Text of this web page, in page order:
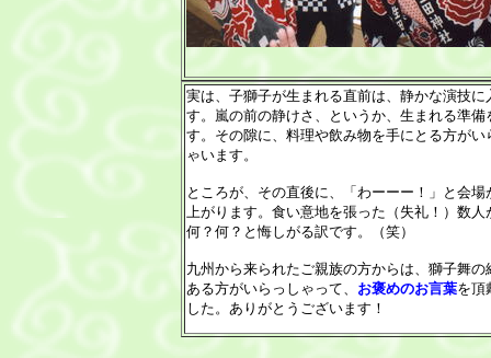
実は、子獅子が生まれる直前は、静かな演技に
す。嵐の前の静けさ、というか、生まれる準備
す。その隙に、料理や飲み物を手にとる方がい
ゃいます。
ところが、その直後に、「わーーー！」と会場
上がります。食い意地を張った（失礼！）数人
何？何？と悔しがる訳です。（笑）
九州から来られたご親族の方からは、獅子舞の
ある方がいらっしゃって、 お褒めのお言葉を頂
した。ありがとうございます！